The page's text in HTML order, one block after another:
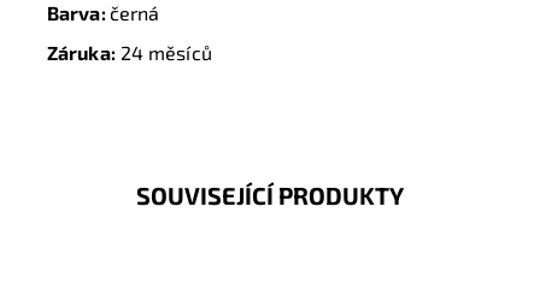
Barva:černá
Záruka:24 měsíců
SOUVISEJÍCÍ PRODUKTY